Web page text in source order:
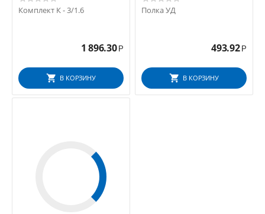
Комплект К - 3/1.6
1 896.30 Р
В КОРЗИНУ
Полка УД
493.92 Р
В КОРЗИНУ